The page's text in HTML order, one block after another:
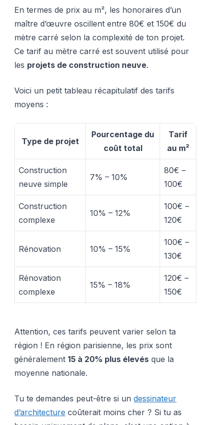
En termes de prix au m², les honoraires d’un
maître d’œuvre oscillent entre 80€ et 150€ du
mètre carré selon la complexité de ton projet.
Ce tarif au mètre carré est souvent utilisé pour
les projets de construction neuve.
Voici un petit tableau récapitulatif des tarifs
moyens :
Type de projet
Pourcentage du
coût total
Tarif
au m²
Construction
neuve simple
7% – 10%
80€ –
100€
Construction
complexe
10% – 12%
100€ –
120€
Rénovation 10% – 15%
100€ –
130€
Rénovation
complexe
15% – 18%
120€ –
150€
Attention, ces tarifs peuvent varier selon ta
région ! En région parisienne, les prix sont
généralement15 à 20% plus élevés que la
moyenne nationale.
Tu te demandes peut-être si undessinateur
d’architecture coûterait moins cher ? Si tu as